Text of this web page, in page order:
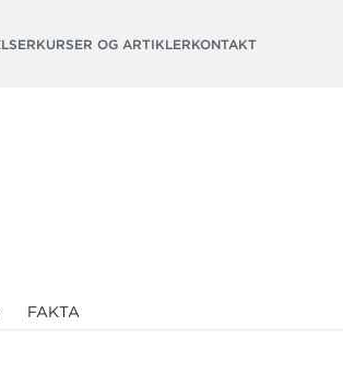
KURSER OG ARTIKLERKONTAKT
FAKTA